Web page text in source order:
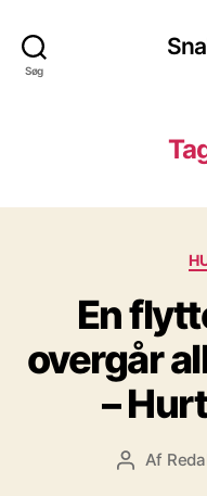
Søg
En
overgår
–
Af